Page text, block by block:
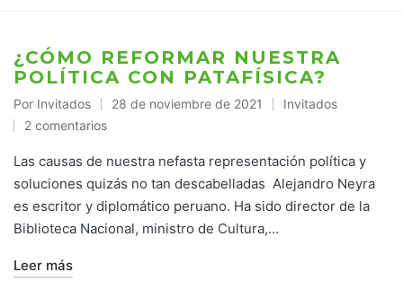
¿CÓMO REFORMAR NUESTRA
POLÍTICA CON PATAFÍSICA?
Publicado
por
Por Invitados 28 de noviembre de 2021
Publicado
Invitados
2 comentarios
Las causas de nuestra nefasta representación política y
soluciones quizás no tan descabelladas Alejandro Neyra
es escritor y diplomático peruano. Ha sido director de la
Biblioteca Nacional, ministro de Cultura,…
Leer más